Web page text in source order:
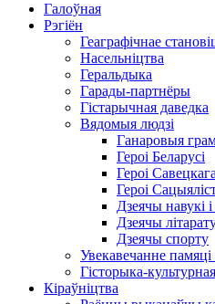
Галоўная
Рэгіён
Геаграфічнае
Насельніцтва
Геральдыка
Гарады-партнёры
Гістарычная даведка
Вядомыя людзі
Ганаровыя
Героі Беларусі
Героі
Героі
Дзеячы навукі
Дзеячы
Дзеячы спорту
Увекавечанне
Гісторыка-
Кіраўніцтва